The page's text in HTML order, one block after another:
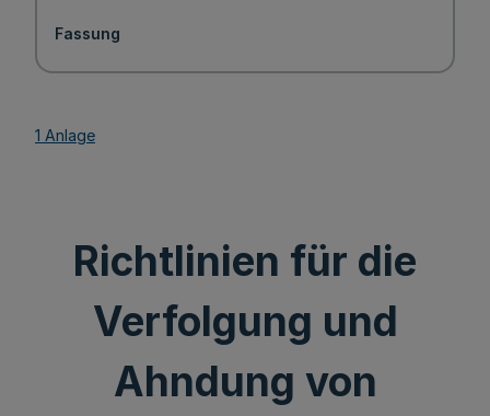
Fassung
1 Anlage
Richtlinien für die
Verfolgung und
Ahndung von